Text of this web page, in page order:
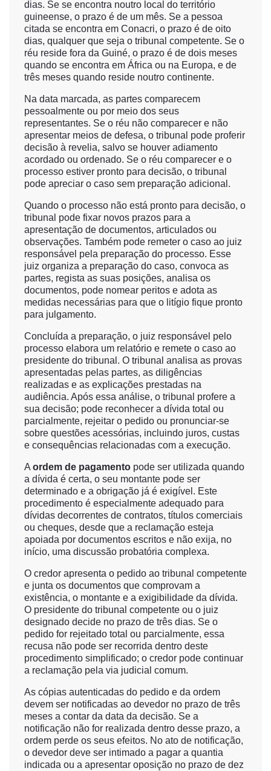
dias. Se se encontra noutro local do território
guineense, o prazo é de um mês. Se a pessoa
citada se encontra em Conacri, o prazo é de oito
dias, qualquer que seja o tribunal competente. Se o
réu reside fora da Guiné, o prazo é de dois meses
quando se encontra em África ou na Europa, e de
três meses quando reside noutro continente.
Na data marcada, as partes comparecem
pessoalmente ou por meio dos seus
representantes. Se o réu não comparecer e não
apresentar meios de defesa, o tribunal pode proferir
decisão à revelia, salvo se houver adiamento
acordado ou ordenado. Se o réu comparecer e o
processo estiver pronto para decisão, o tribunal
pode apreciar o caso sem preparação adicional.
Quando o processo não está pronto para decisão, o
tribunal pode fixar novos prazos para a
apresentação de documentos, articulados ou
observações. Também pode remeter o caso ao juiz
responsável pela preparação do processo. Esse
juiz organiza a preparação do caso, convoca as
partes, regista as suas posições, analisa os
documentos, pode nomear peritos e adota as
medidas necessárias para que o litígio fique pronto
para julgamento.
Concluída a preparação, o juiz responsável pelo
processo elabora um relatório e remete o caso ao
presidente do tribunal. O tribunal analisa as provas
apresentadas pelas partes, as diligências
realizadas e as explicações prestadas na
audiência. Após essa análise, o tribunal profere a
sua decisão; pode reconhecer a dívida total ou
parcialmente, rejeitar o pedido ou pronunciar-se
sobre questões acessórias, incluindo juros, custas
e consequências relacionadas com a execução.
A ordem de pagamento pode ser utilizada quando
a dívida é certa, o seu montante pode ser
determinado e a obrigação já é exigível. Este
procedimento é especialmente adequado para
dívidas decorrentes de contratos, títulos comerciais
ou cheques, desde que a reclamação esteja
apoiada por documentos escritos e não exija, no
início, uma discussão probatória complexa.
O credor apresenta o pedido ao tribunal competente
e junta os documentos que comprovam a
existência, o montante e a exigibilidade da dívida.
O presidente do tribunal competente ou o juiz
designado decide no prazo de três dias. Se o
pedido for rejeitado total ou parcialmente, essa
recusa não pode ser recorrida dentro deste
procedimento simplificado; o credor pode continuar
a reclamação pela via judicial comum.
As cópias autenticadas do pedido e da ordem
devem ser notificadas ao devedor no prazo de três
meses a contar da data da decisão. Se a
notificação não for realizada dentro desse prazo, a
ordem perde os seus efeitos. No ato de notificação,
o devedor deve ser intimado a pagar a quantia
indicada ou a apresentar oposição no prazo de dez